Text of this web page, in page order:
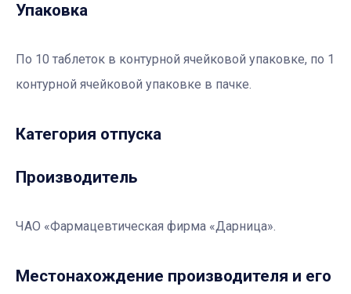
Упаковка
По 10 таблеток в контурной ячейковой упаковке, по 1
контурной ячейковой упаковке в пачке.
Категория отпуска
Производитель
ЧАО «Фармацевтическая фирма «Дарница».
Местонахождение производителя и его